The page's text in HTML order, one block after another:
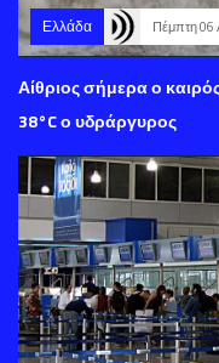
Ελλάδα Πέμπτη 06
Αίθριος σήμερα ο
38°C ο υδράργυρος